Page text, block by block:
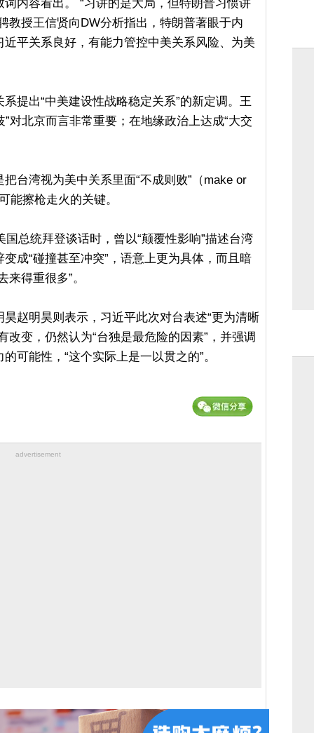
内容看出。 “习讲的是大局，但特朗普习惯讲
教授王信贤向DW分析指出，特朗普著眼于内
平关系良好，有能力管控中美关系风险、为美
提出“中美建设性战略稳定关系”的新定调。王
”对北京而言非常重要；在地缘政治上达成“大交
台湾视为美中关系里面“不成则败”（make or
能擦枪走火的关键。
总统拜登谈话时，曾以“颠覆性影响”描述台湾
成“碰撞甚至冲突”，语意上更为具体，而且暗
得重很多”。
赵明昊则表示，习近平此次对台表述“更为清晰
改变，仍然认为“台独是最危险的因素”，并强调
可能性，“这个实际上是一以贯之的”。
advertisement